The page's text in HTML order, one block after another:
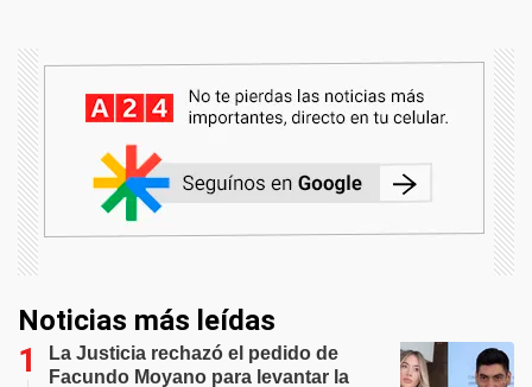
Noticias más leídas
La Justicia rechazó el pedido de
Facundo Moyano para levantar la